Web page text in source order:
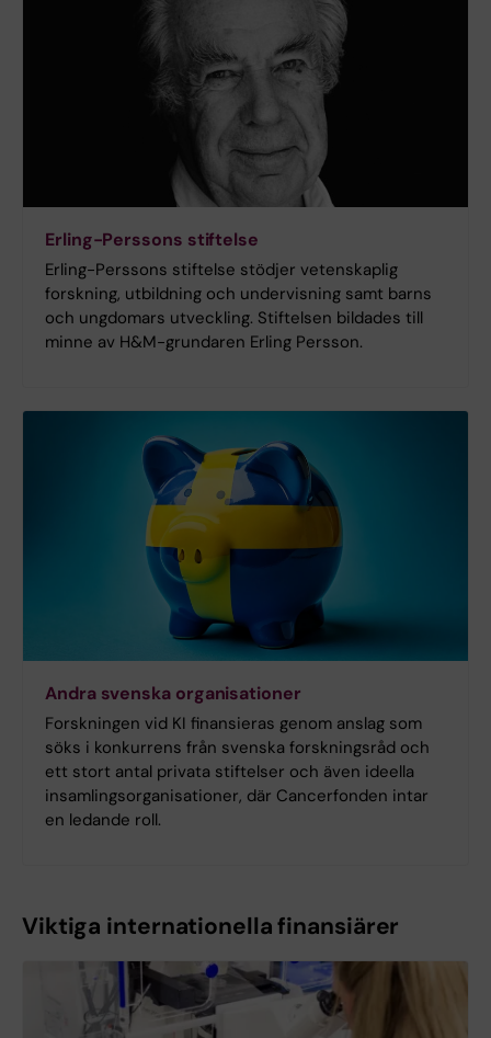
Erling-Perssons stiftelse
Erling-Perssons stiftelse stödjer vetenskaplig
forskning, utbildning och undervisning samt barns
och ungdomars utveckling. Stiftelsen bildades till
minne av H&M-grundaren Erling Persson.
Andra svenska organisationer
Forskningen vid KI finansieras genom anslag som
söks i konkurrens från svenska forskningsråd och
ett stort antal privata stiftelser och även ideella
insamlingsorganisationer, där Cancerfonden intar
en ledande roll.
Viktiga internationella finansiärer